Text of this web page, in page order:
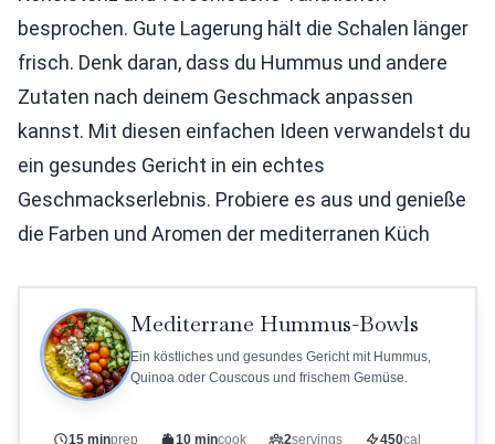
besprochen. Gute Lagerung hält die Schalen länger
frisch. Denk daran, dass du Hummus und andere
Zutaten nach deinem Geschmack anpassen
kannst. Mit diesen einfachen Ideen verwandelst du
ein gesundes Gericht in ein echtes
Geschmackserlebnis. Probiere es aus und genieße
die Farben und Aromen der mediterranen Küch
Mediterrane Hummus-Bowls
Ein köstliches und gesundes Gericht mit Hummus,
Quinoa oder Couscous und frischem Gemüse.
15 minprep 10 mincook 2servings 450cal